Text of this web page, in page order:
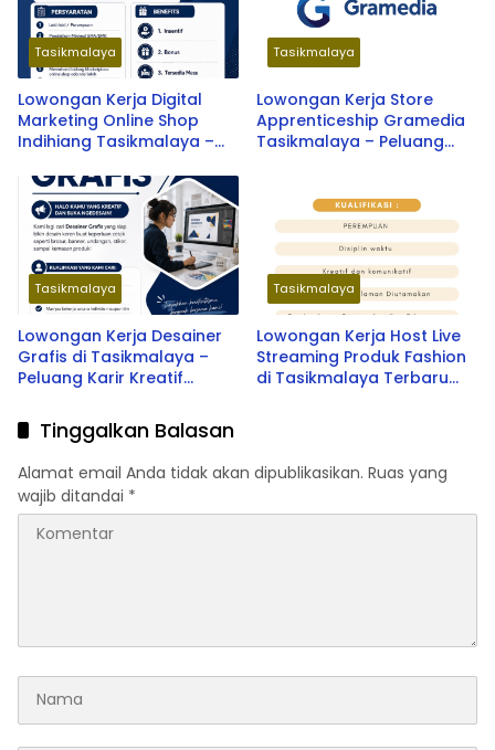
Tasikmalaya
Lowongan Kerja Digital
Marketing Online Shop
Indihiang Tasikmalaya –
Tasikmalaya
Lowongan Kerja Store
Apprenticeship Gramedia
Tasikmalaya – Peluang
Tasikmalaya
Lowongan Kerja Desainer
Grafis di Tasikmalaya –
Peluang Karir Kreatif
Tasikmalaya
Lowongan Kerja Host Live
Streaming Produk Fashion
di Tasikmalaya Terbaru
Tinggalkan Balasan
Alamat email Anda tidak akan dipublikasikan. Ruas yang
wajib ditandai *